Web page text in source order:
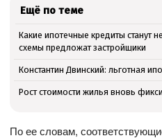
Ещё по теме
Какие ипотечные кредиты станут
схемы предложат застройщики
Константин Двинский: льготная
Рост стоимости жилья вновь
По ее словам,